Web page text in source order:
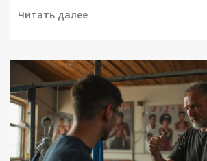
рассматриваются различные виды
наилучшего для вас. Описаны
истории и практические советы
Читать далее